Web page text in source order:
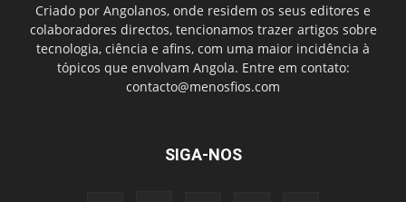
Criado por Angolanos, onde residem os seus editores e
colaboradores directos, tencionamos trazer artigos sobre
tecnologia, ciência e afins, com uma maior incidência à
tópicos que envolvam Angola. Entre em contato:
contacto@menosfios.com
SIGA-NOS